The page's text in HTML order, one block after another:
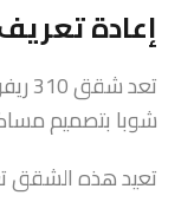
إعادة
شوبا بتصميم
تعيد هذه الشقق